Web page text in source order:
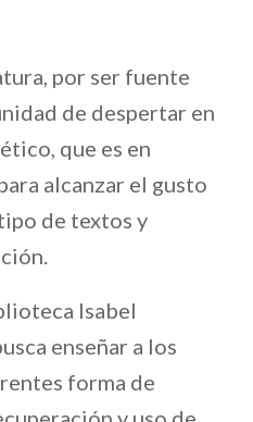
por ser fuente
de despertar en
que es en
alcanzar el gusto
de textos y
Isabel
enseñar a los
forma de